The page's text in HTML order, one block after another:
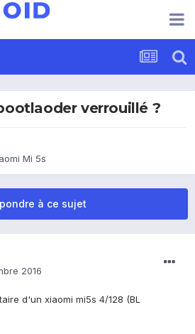
verrouillé ?
Mi 5s
à ce sujet
2016
d'un xiaomi mi5s 4/128 (BL